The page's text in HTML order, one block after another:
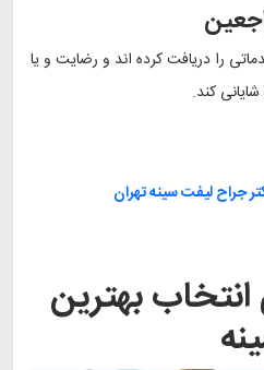
را دریافت کرده اند و رضایت و یا
کند.
جراح لیفت سینه تهران
بهترین